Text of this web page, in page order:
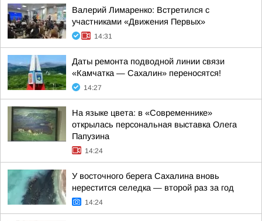
Валерий Лимаренко: Встретился с
участниками «Движения Первых»
14:31
Даты ремонта подводной линии связи
«Камчатка — Сахалин» переносятся!
14:27
На языке цвета: в «Современнике»
открылась персональная выставка Олега
Папузина
14:24
У восточного берега Сахалина вновь
нерестится селедка — второй раз за год
14:24